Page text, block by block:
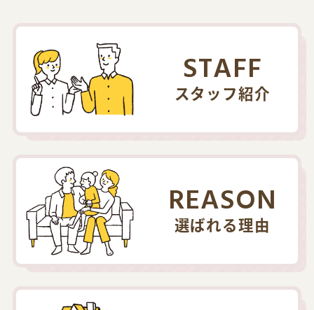
STAFF
スタッフ紹介
REASON
選ばれる理由